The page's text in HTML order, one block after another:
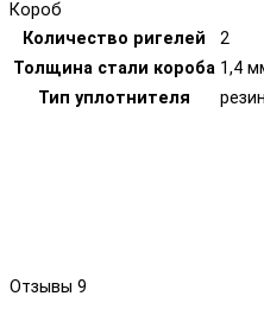
Короб
Количество ригелей
2
Толщина стали короба 1,4
Тип уплотнителя
Отзывы 9